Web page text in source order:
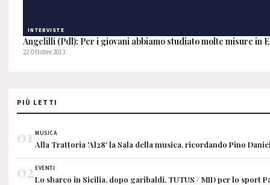
INTERVISTE
Angelilli (Pdl): Per i giovani abbiamo studiato molte misure in
22 Ottobre 2013
PIÙ LETTI
01 MUSICA
Alla Trattoria 'Al28' la Sala della musica, ricordando Pino
02EVENTI
Lo sbarco in Sicilia, dopo garibaldi, TUTUS / MID per lo sport